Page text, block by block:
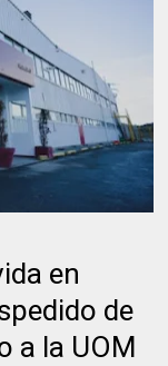
en
de
a la UOM